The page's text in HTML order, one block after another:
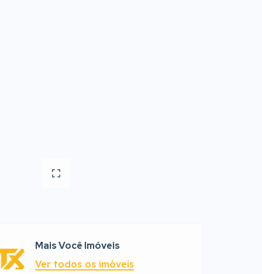
Mais Você Imóveis
Ver todos os imóveis